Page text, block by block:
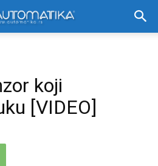
koji
[VIDEO]